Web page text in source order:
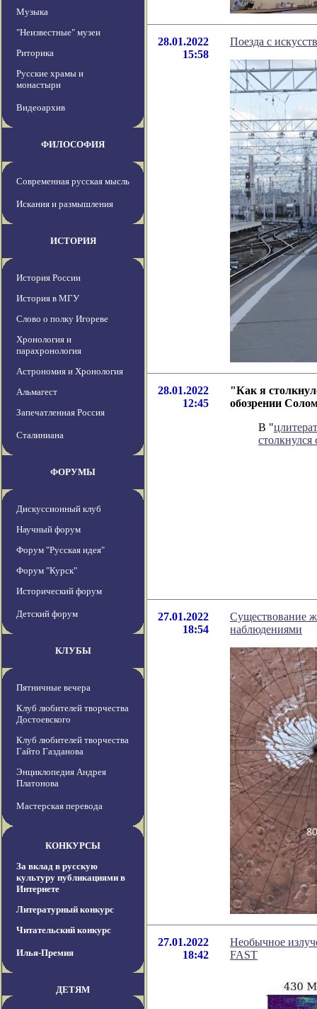
Музыка
"Неизвестные" музеи
Риторика
Русские храмы и
монастыри
Видеоархив
ФИЛОСОФИЯ
Современная русская мысль
Искания и размышления
ИСТОРИЯ
История России
История в МГУ
Слово о полку Игореве
Хронология и
парахронология
Астрономия и Хронология
Альмагест
Запечатленная Россия
Сталиниана
ФОРУМЫ
Дискуссионный клуб
Научный форум
Форум "Русская идея"
Форум "Курск"
Исторический форум
Детский форум
КЛУБЫ
Пятничные вечера
Клуб любителей творчества
Достоевского
Клуб любителей творчества
Гайто Газданова
Энциклопедия Андрея
Платонова
Мастерская перевода
КОНКУРСЫ
За вклад в русскую
культуру публикациями в
Интернете
Литературный конкурс
Читательский конкурс
Илья-Премия
ДЕТЯМ
28.01.2022
15:58
Поезда с
28.01.2022
12:45
"Как я
обозрении
В "
столкнулся
27.01.2022
18:54
Существование
наблюдениями
27.01.2022
18:42
Необычное
FAST